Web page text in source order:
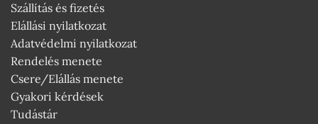
Szállítás és fizetés
Elállási nyilatkozat
Adatvédelmi nyilatkozat
Rendelés menete
Csere/Elállás menete
Gyakori kérdések
Tudástár